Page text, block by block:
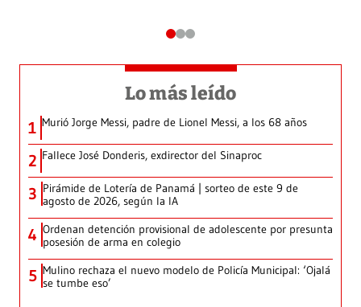
Lo más leído
1 Murió Jorge Messi, padre de Lionel Messi, a los 68 años
2 Fallece José Donderis, exdirector del Sinaproc
3 Pirámide de Lotería de Panamá | sorteo de este 9 de
agosto de 2026, según la IA
4 Ordenan detención provisional de adolescente por presunta
posesión de arma en colegio
5 Mulino rechaza el nuevo modelo de Policía Municipal: ‘Ojalá
se tumbe eso’